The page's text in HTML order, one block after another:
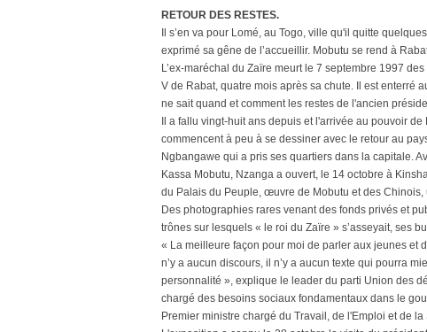
RETOUR DES RESTES.
Il s’en va pour Lomé, au Togo, ville qu'il quitte
exprimé sa gêne de l’accueillir. Mobutu se rend à
L’ex-maréchal du Zaïre meurt le 7 septembre 1997
V de Rabat, quatre mois après sa chute. Il est enterré
ne sait quand et comment les restes de l'ancien
Il a fallu vingt-huit ans depuis et l'arrivée au pouvoir
commencent à peu à se dessiner avec le retour au
Ngbangawe qui a pris ses quartiers dans la capitale.
Kassa Mobutu, Nzanga a ouvert, le 14 octobre à
du Palais du Peuple, œuvre de Mobutu et des
Des photographies rares venant des fonds privés et
trônes sur lesquels « le roi du Zaïre » s’asseyait, ses
« La meilleure façon pour moi de parler aux jeunes et
n’y a aucun discours, il n’y a aucun texte qui pourra
personnalité », explique le leader du parti Union des
chargé des besoins sociaux fondamentaux dans le
Premier ministre chargé du Travail, de l'Emploi et de